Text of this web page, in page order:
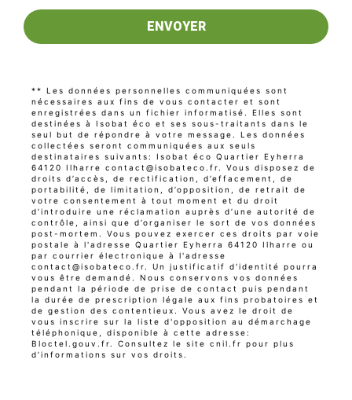
ENVOYER
** Les données personnelles communiquées sont
nécessaires aux fins de vous contacter et sont
enregistrées dans un fichier informatisé. Elles sont
destinées à Isobat éco et ses sous-traitants dans le
seul but de répondre à votre message. Les données
collectées seront communiquées aux seuls
destinataires suivants: Isobat éco Quartier Eyherra
64120 Ilharre contact@isobateco.fr. Vous disposez de
droits d’accès, de rectification, d’effacement, de
portabilité, de limitation, d’opposition, de retrait de
votre consentement à tout moment et du droit
d’introduire une réclamation auprès d’une autorité de
contrôle, ainsi que d’organiser le sort de vos données
post-mortem. Vous pouvez exercer ces droits par voie
postale à l'adresse Quartier Eyherra 64120 Ilharre ou
par courrier électronique à l'adresse
contact@isobateco.fr. Un justificatif d'identité pourra
vous être demandé. Nous conservons vos données
pendant la période de prise de contact puis pendant
la durée de prescription légale aux fins probatoires et
de gestion des contentieux. Vous avez le droit de
vous inscrire sur la liste d'opposition au démarchage
téléphonique, disponible à cette adresse:
Bloctel.gouv.fr. Consultez le site cnil.fr pour plus
d’informations sur vos droits.